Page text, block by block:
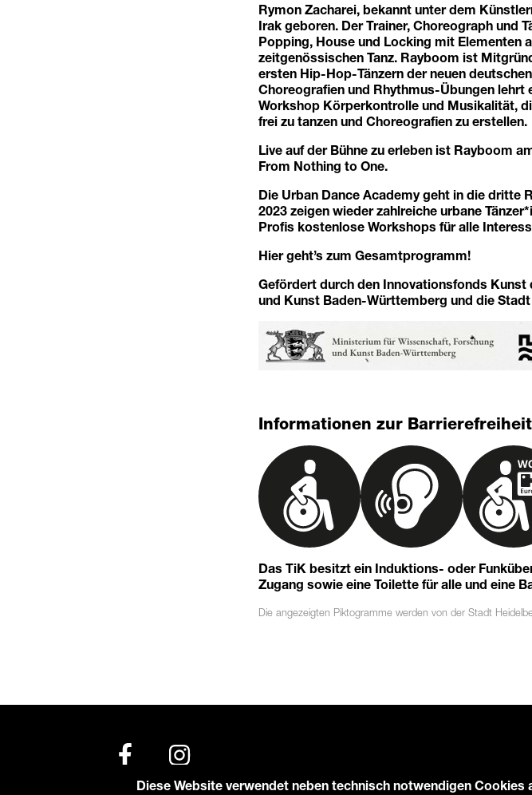
Rymon Zacharei, bekannt unter dem
Irak geboren. Der Trainer, Choreograph und
Popping, House und Locking mit Elementen
zeitgenössischen Tanz. Rayboom ist
ersten Hip-Hop-Tänzern der neuen
Choreografien und Rhythmus-Übungen
Workshop Körperkontrolle und Musikalität,
frei zu tanzen und Choreografien zu erstellen.
Live auf der Bühne zu erleben ist Rayboom
From Nothing to One.
Die Urban Dance Academy geht in die dritte
2023 zeigen wieder zahlreiche urbane
Profis kostenlose Workshops für alle
Hier geht’s zum Gesamtprogramm!
Gefördert durch den Innovationsfonds
und Kunst Baden-Württemberg und die
Informationen zur Barrierefreiheit
Das TiK besitzt ein Induktions- oder
Zugang sowie eine Toilette für alle und eine
Die angezeigten Piktogramme werden von der Stadt
Diese Website verwendet neben technisch notwendigen